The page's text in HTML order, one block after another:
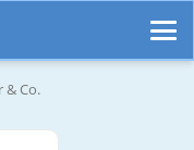
& Co.